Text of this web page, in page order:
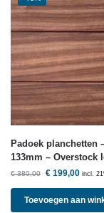
Padoek planchetten
133mm – Overstock
€380,00 € 199,00 incl.
Toevoegen aan